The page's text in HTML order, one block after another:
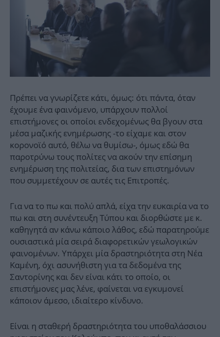
Πρέπει να γνωρίζετε κάτι, όμως: ότι πάντα, όταν
έχουμε ένα φαινόμενο, υπάρχουν πολλοί
επιστήμονες οι οποίοι ενδεχομένως θα βγουν στα
μέσα μαζικής ενημέρωσης -το είχαμε και στον
κορονοϊό αυτό, θέλω να θυμίσω-, όμως εδώ θα
παροτρύνω τους πολίτες να ακούν την επίσημη
ενημέρωση της πολιτείας, δια των επιστημόνων
που συμμετέχουν σε αυτές τις Επιτροπές.
Για να το πω και πολύ απλά, είχα την ευκαιρία να το
πω και στη συνέντευξη Τύπου και διορθώστε με κ.
καθηγητά αν κάνω κάποιο λάθος, εδώ παρατηρούμε
ουσιαστικά μία σειρά διαφορετικών γεωλογικών
φαινομένων. Υπάρχει μία δραστηριότητα στη Νέα
Καμένη, όχι ασυνήθιστη για τα δεδομένα της
Σαντορίνης και δεν είναι κάτι το οποίο, οι
επιστήμονες μας λένε, φαίνεται να εγκυμονεί
κάποιον άμεσο, ιδιαίτερο κίνδυνο.
Είναι η σταθερή δραστηριότητα του υποθαλάσσιου